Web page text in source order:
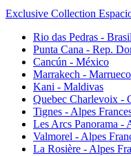
Exclusive Collection
Rio das Pedras - Brasil
Punta Cana - Rep.
Cancún - México
Marrakech -
Kani - Maldivas
Quebec Charlevoix -
Tignes - Alpes
Les Arcs Panorama -
Valmorel - Alpes
La Rosière - Alpes